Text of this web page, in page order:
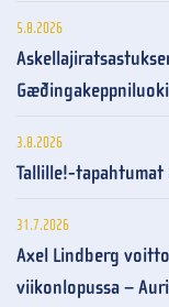
5.8.2026
3.8.2026
Tallille!-
31.7.2026
Axel Lindberg
viikonlopussa –